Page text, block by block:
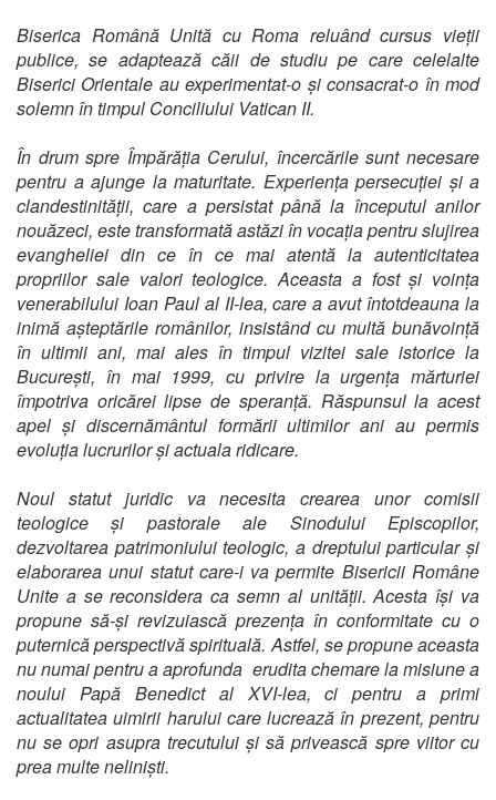
Biserica Română Unită cu Roma reluând cursus vieții
publice, se adaptează căii de studiu pe care celelalte
Biserici Orientale au experimentat-o și consacrat-o în mod
solemn în timpul Conciliului Vatican II.
În drum spre Împărăția Cerului, încercările sunt necesare
pentru a ajunge la maturitate. Experiența persecuției și a
clandestinității, care a persistat până la începutul anilor
nouăzeci, este transformată astăzi în vocația pentru slujirea
evangheliei din ce în ce mai atentă la autenticitatea
propriilor sale valori teologice. Aceasta a fost și voința
venerabilului Ioan Paul al II-lea, care a avut întotdeauna la
inimă așteptările românilor, insistând cu multă bunăvoință
în ultimii ani, mai ales în timpul vizitei sale istorice la
București, în mai 1999, cu privire la urgența mărturiei
împotriva oricărei lipse de speranță. Răspunsul la acest
apel și discernământul formării ultimilor ani au permis
evoluția lucrurilor și actuala ridicare.
Noul statut juridic va necesita crearea unor comisii
teologice și pastorale ale Sinodului Episcopilor,
dezvoltarea patrimoniului teologic, a dreptului particular și
elaborarea unui statut care-i va permite Bisericii Române
Unite a se reconsidera ca semn al unității. Acesta își va
propune să-și revizuiască prezența în conformitate cu o
puternică perspectivă spirituală. Astfel, se propune aceasta
nu numai pentru a aprofunda erudita chemare la misiune a
noului Papă Benedict al XVI-lea, ci pentru a primi
actualitatea uimirii harului care lucrează în prezent, pentru
nu se opri asupra trecutului și să privească spre viitor cu
prea multe neliniști.